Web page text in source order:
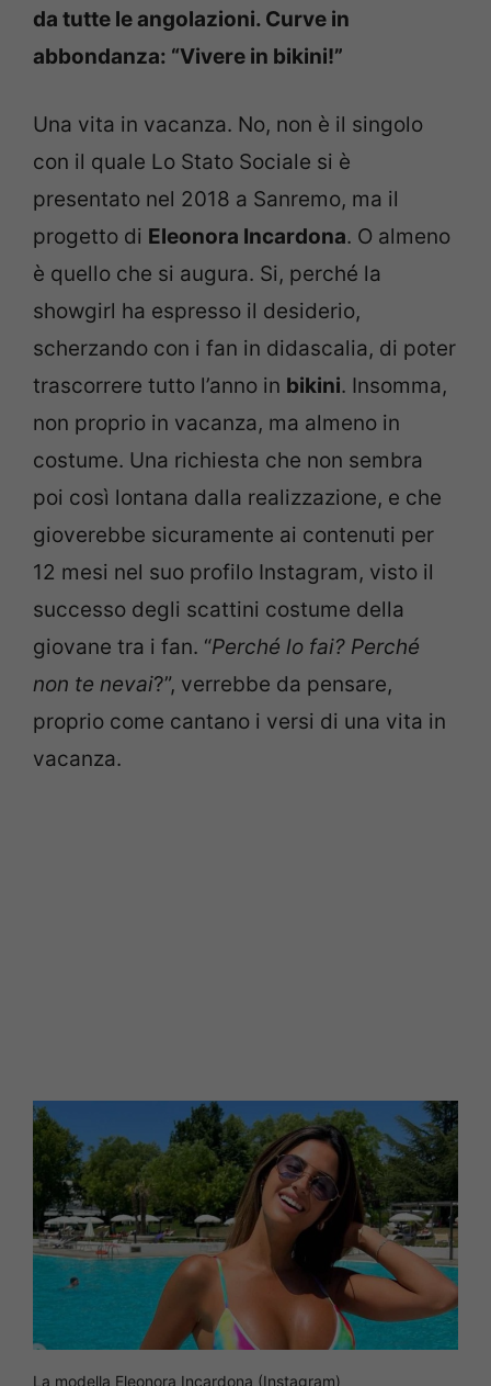
da tutte le angolazioni. Curve in
abbondanza: “Vivere in bikini!”
Una vita in vacanza. No, non è il singolo
con il quale Lo Stato Sociale si è
presentato nel 2018 a Sanremo, ma il
progetto di Eleonora Incardona. O almeno
è quello che si augura. Si, perché la
showgirl ha espresso il desiderio,
scherzando con i fan in didascalia, di poter
trascorrere tutto l’anno in bikini. Insomma,
non proprio in vacanza, ma almeno in
costume. Una richiesta che non sembra
poi così lontana dalla realizzazione, e che
gioverebbe sicuramente ai contenuti per
12 mesi nel suo profilo Instagram, visto il
successo degli scattini costume della
giovane tra i fan. “Perché lo fai? Perché
non te nevai?”, verrebbe da pensare,
proprio come cantano i versi di una vita in
vacanza.
La modella Eleonora Incardona (Instagram)